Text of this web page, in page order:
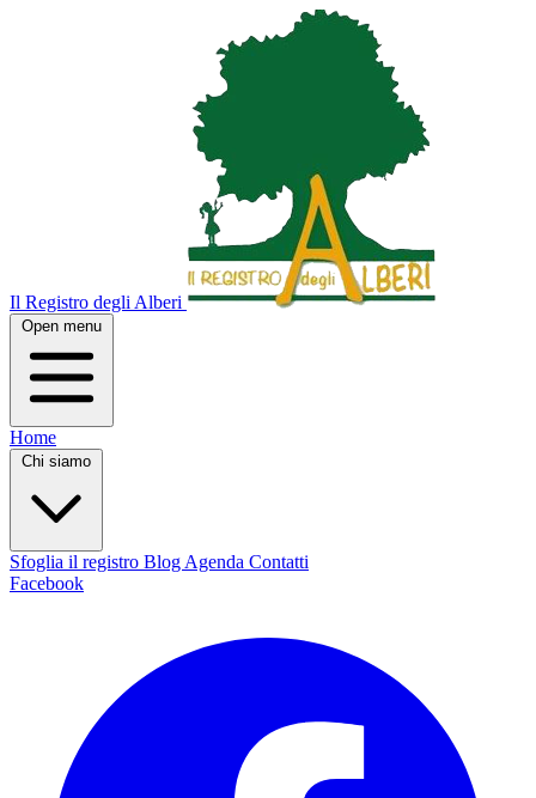
Il Registro degli Alberi
Open menu
Home
Chi siamo
Sfoglia il registro Blog Agenda Contatti
Facebook